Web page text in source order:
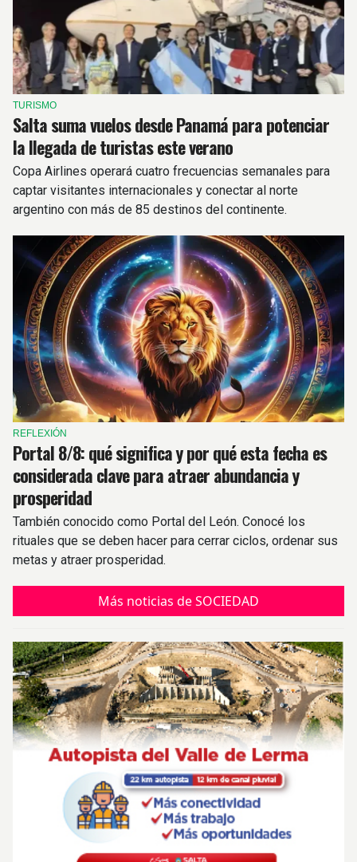
TURISMO
Salta suma vuelos desde Panamá para potenciar
la llegada de turistas este verano
Copa Airlines operará cuatro frecuencias semanales para
captar visitantes internacionales y conectar al norte
argentino con más de 85 destinos del continente.
REFLEXIÓN
Portal 8/8: qué significa y por qué esta fecha es
considerada clave para atraer abundancia y
prosperidad
También conocido como Portal del León. Conocé los
rituales que se deben hacer para cerrar ciclos, ordenar sus
metas y atraer prosperidad.
Más noticias de SOCIEDAD